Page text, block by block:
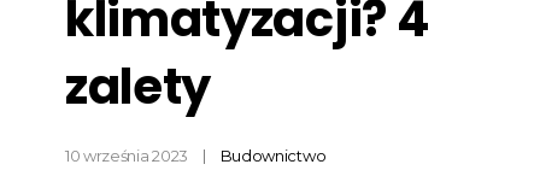
klimatyzacji? 4
zalety
10 września 2023 Budownictwo